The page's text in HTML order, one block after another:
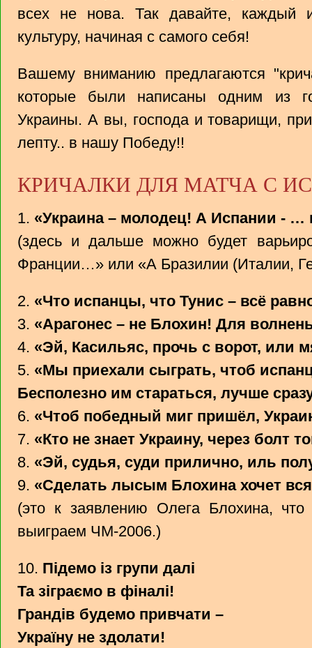
всех не нова. Так давайте, каждый
культуру, начиная с самого себя!
Вашему вниманию предлагаются
которые были написаны одним из
Украины. А вы, господа и товарищи,
лепту.. в нашу Победу!!
КРИЧАЛКИ ДЛЯ МАТЧА С
1. «Украина – молодец! А Испании - …
(здесь и дальше можно будет
Франции…» или «А Бразилии (Италии,
2. «Что испанцы, что Тунис – всё
3. «Арагонес – не Блохин! Для
4. «Эй, Касильяс, прочь с ворот, или
5. «Мы приехали сыграть, чтоб
Бесполезно им стараться, лучше
6. «Чтоб победный миг пришёл,
7. «Кто не знает Украину, через болт
8. «Эй, судья, суди прилично, иль
9. «Сделать лысым Блохина хочет
(это к заявлению Олега Блохина,
выиграем ЧМ-2006.)
10. Підемо із групи далі
Та зіграємо в фіналі!
Грандів будемо привчати –
Україну не здолати!